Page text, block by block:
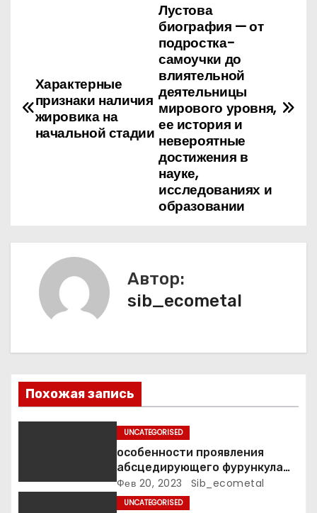
и
п
я
Лустова
биография — от
подростка-
самоучки до
влиятельной
деятельницы
мирового уровня,
ее история и
невероятные
достижения в
науке,
исследованиях и
образовании
Характерные
признаки наличия
жировика на
начальной стадии
Автор:
sib_ecometal
Похожая запись
UNCATEGORISED
особенности проявления
абсцедирующего фурункула
код по МКБ-10
Фев 20, 2023 Sib_ecometal
UNCATEGORISED